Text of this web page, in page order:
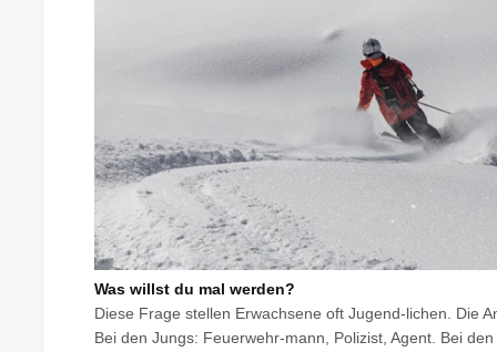
Was willst du mal werden?
Diese Frage stellen Erwachsene oft Jugend-lichen. Die
Bei den Jungs: Feuerwehr-mann, Polizist, Agent. Bei